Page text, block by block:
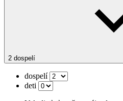
2 dospelí
dospelí
deti